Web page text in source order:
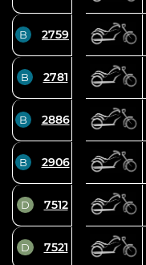
B 2759
B 2781
B 2886
B 2906
D 7512
D 7521